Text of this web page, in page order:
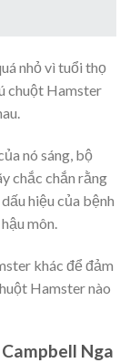
nhỏ vì tuổi thọ
chuột Hamster
nó sáng, bộ
chắc chắn rằng
hiệu của bệnh
môn.
khác để đảm
Hamster nào
Nga